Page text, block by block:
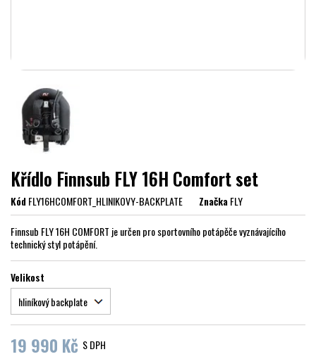
Křídlo Finnsub FLY 16H Comfort set
KódFLY16HCOMFORT_HLINIKOVY-BACKPLATE ZnačkaFLY
Finnsub FLY 16H COMFORT je určen pro sportovního potápěče vyznávajícího
technický styl potápění.
Velikost
19 990 Kč S DPH